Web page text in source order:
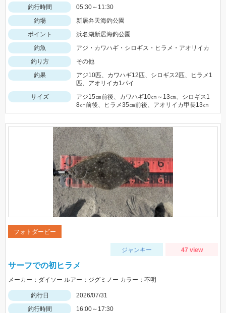
釣行時間
05:30～11:30
釣場
新居弁天海釣公園
ポイント
浜名湖新居海釣公園
釣魚
アジ・カワハギ・シロギス・ヒラメ・アオリイカ
釣り方
その他
釣果
アジ10匹、カワハギ12匹、シロギス2匹、ヒラメ1
匹、アオリイカ1パイ
サイズ
アジ15㎝前後、カワハギ10㎝～13㎝、シロギス1
8㎝前後、ヒラメ35㎝前後、アオリイカ甲長13㎝
フォトダービー
ジャンキー 47 view
サーフでの初ヒラメ
メーカー：ダイソー ルアー：ジグミノー カラー：不明
釣行日
2026/07/31
釣行時間
16:00～17:30